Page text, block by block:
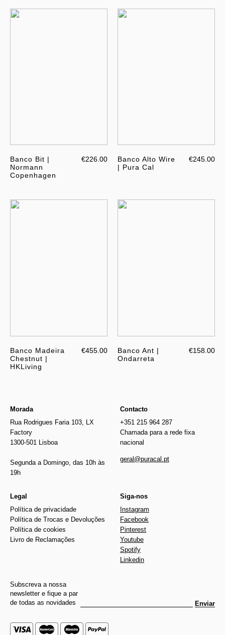
Banco Bit |
Normann
Copenhagen
€226.00
Banco Alto Wire
| Pura Cal
€245.00
Banco Madeira
Chestnut |
HKLiving
€455.00
Banco Ant |
Ondarreta
€158.00
Morada
Rua Rodrigues Faria 103, LX
Factory
1300-501 Lisboa
Segunda a Domingo, das 10h às
19h
Contacto
+351 215 964 287
Chamada para a rede fixa
nacional
geral@puracal.pt
Legal
Política de privacidade
Política de Trocas e Devoluções
Política de cookies
Livro de Reclamações
Siga-nos
Instagram
Facebook
Pinterest
Youtube
Spotify
Linkedin
Subscreva a nossa
newsletter e fique a par
de todas as novidades
Enviar